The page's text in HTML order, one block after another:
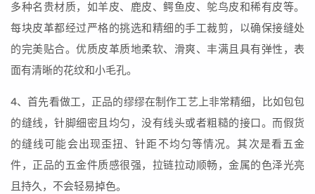
多种名贵材质，如羊皮、鹿皮、鳄鱼皮、鸵鸟皮和稀有皮等。
每块皮革都经过严格的挑选和精细的手工裁剪，以确保接缝处
的完美贴合。优质皮革质地柔软、滑爽、丰满且具有弹性，表
面有清晰的花纹和小毛孔。
4、首先看做工，正品的缪缪在制作工艺上非常精细，比如包包
的缝线，针脚细密且均匀，没有线头或者粗糙的接口。而假货
的缝线可能会出现歪扭、针距不均匀等情况。其次是看五金
件，正品的五金件质感很强，拉链拉动顺畅，金属的色泽光亮
且持久，不会轻易掉色。